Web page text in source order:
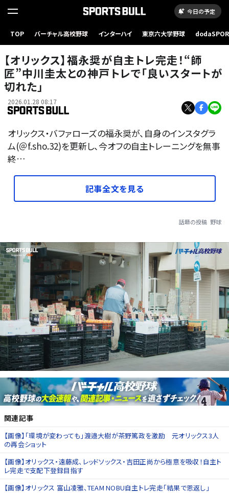
今日の予定
TOP バーチャル高校野球 インターハイ 東京六大学野球
【オリックス】福永奨が自主トレ完走！“師
匠”中川圭太との神戸トレで「良いスタートが
切れた」
2026.01.28 08:17
オリックス・バファローズの福永奨が、自身のインスタグラ
ム(＠f.sho.32)を更新し、今オフの自主トレーニングを無事
終…
記事全文を見る
話題の投稿 野球
関連記事
【画像】「環境が変わっても」渡邉大樹が茶野篤政を激励 元オリックス3人
の再会ショット
【画像】オリックス・遠藤成、レッドソックス・吉田正尚から極意を吸収！自主ト
レ完走で支配下登録目指す
【画像】オリックス 富山凌雅、TEAM NOBU自主トレ完走「結果で恩返し」